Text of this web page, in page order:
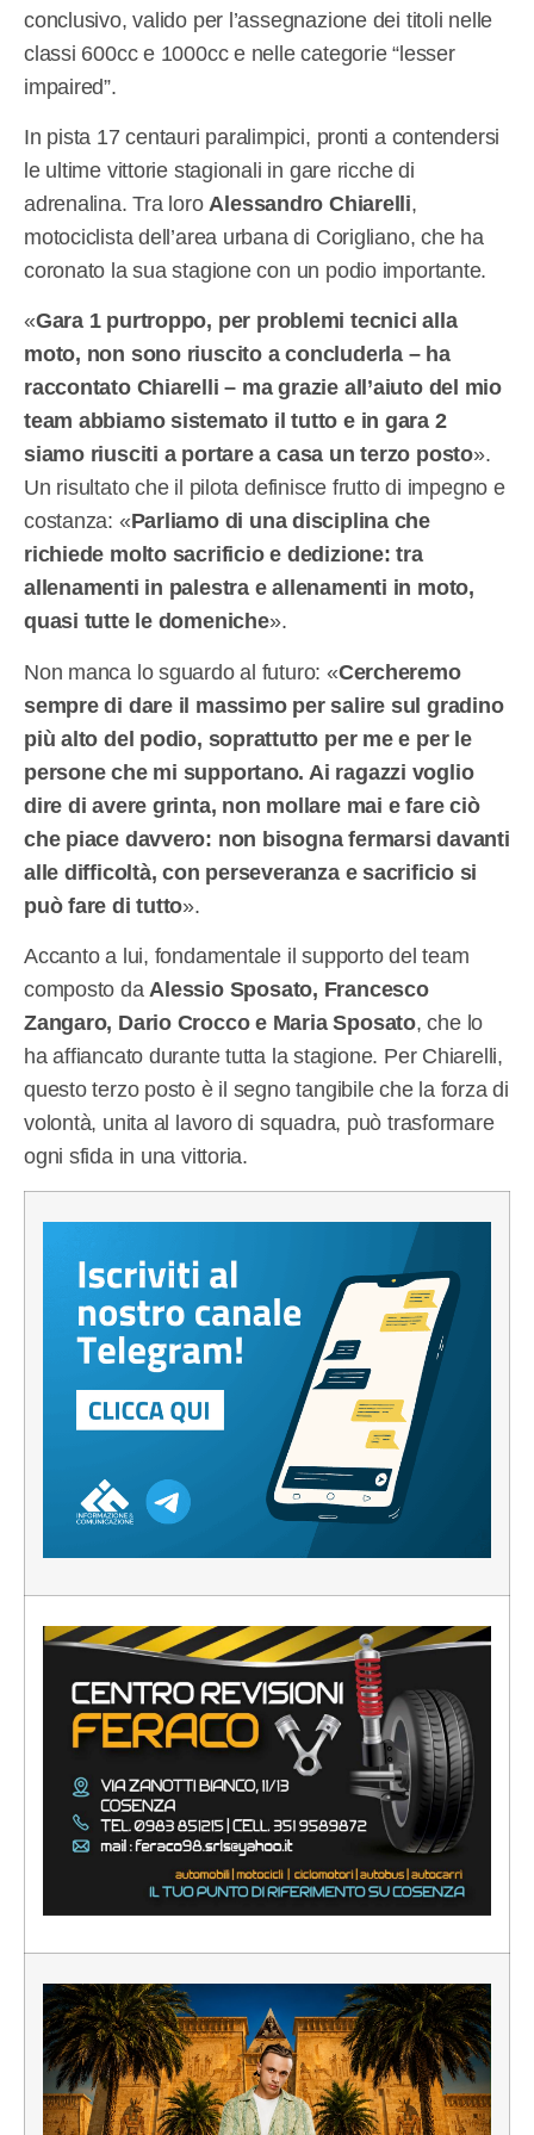
conclusivo, valido per l’assegnazione dei titoli nelle
classi 600cc e 1000cc e nelle categorie “lesser
impaired”.
In pista 17 centauri paralimpici, pronti a contendersi
le ultime vittorie stagionali in gare ricche di
adrenalina. Tra loro Alessandro Chiarelli,
motociclista dell’area urbana di Corigliano, che ha
coronato la sua stagione con un podio importante.
«Gara 1 purtroppo, per problemi tecnici alla
moto, non sono riuscito a concluderla – ha
raccontato Chiarelli – ma grazie all’aiuto del mio
team abbiamo sistemato il tutto e in gara 2
siamo riusciti a portare a casa un terzo posto».
Un risultato che il pilota definisce frutto di impegno e
costanza: «Parliamo di una disciplina che
richiede molto sacrificio e dedizione: tra
allenamenti in palestra e allenamenti in moto,
quasi tutte le domeniche».
Non manca lo sguardo al futuro: «Cercheremo
sempre di dare il massimo per salire sul gradino
più alto del podio, soprattutto per me e per le
persone che mi supportano. Ai ragazzi voglio
dire di avere grinta, non mollare mai e fare ciò
che piace davvero: non bisogna fermarsi davanti
alle difficoltà, con perseveranza e sacrificio si
può fare di tutto».
Accanto a lui, fondamentale il supporto del team
composto daAlessio Sposato, Francesco
Zangaro, Dario Crocco e Maria Sposato, che lo
ha affiancato durante tutta la stagione. Per Chiarelli,
questo terzo posto è il segno tangibile che la forza di
volontà, unita al lavoro di squadra, può trasformare
ogni sfida in una vittoria.